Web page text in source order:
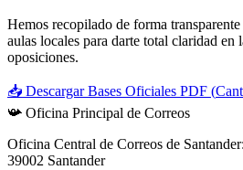
Hemos recopilado de forma
aulas locales para darte total claridad en
oposiciones.
📥 Descargar Bases Oficiales PDF (
📯 Oficina Principal de Correos
Oficina Central de Correos de
39002 Santander